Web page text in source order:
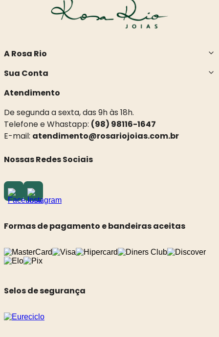
A Rosa Rio
Sua Conta
Atendimento
De segunda a sexta, das 9h às 18h.
Telefone e Whastapp: (98) 98116-1647
E-mail: atendimento@rosariojoias.com.br
Nossas Redes Sociais
Formas de pagamento e bandeiras aceitas
Selos de segurança